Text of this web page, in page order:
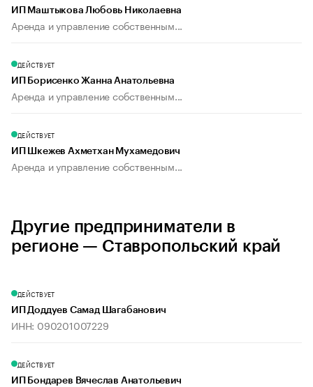
ИП Маштыкова Любовь Николаевна
Аренда и управление собственным...
ДЕЙСТВУЕТ
ИП Борисенко Жанна Анатольевна
Аренда и управление собственным...
ДЕЙСТВУЕТ
ИП Шкежев Ахметхан Мухамедович
Аренда и управление собственным...
Другие предприниматели в
регионе — Ставропольский край
ДЕЙСТВУЕТ
ИП Доддуев Самад Шагабанович
ИНН: 090201007229
ДЕЙСТВУЕТ
ИП Бондарев Вячеслав Анатольевич